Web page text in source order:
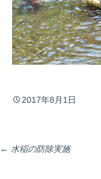
2017年8月1日
投
← 水稲の防除実施